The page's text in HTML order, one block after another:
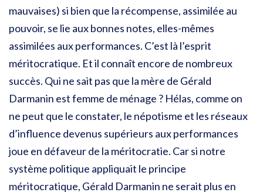
mauvaises) si bien que la récompense, assimilée au
pouvoir, se lie aux bonnes notes, elles-mêmes
assimilées aux performances. C’est là l’esprit
méritocratique. Et il connaît encore de nombreux
succès. Qui ne sait pas que la mère de Gérald
Darmanin est femme de ménage ? Hélas, comme on
ne peut que le constater, le népotisme et les réseaux
d’influence devenus supérieurs aux performances
joue en défaveur de la méritocratie. Car si notre
système politique appliquait le principe
méritocratique, Gérald Darmanin ne serait plus en